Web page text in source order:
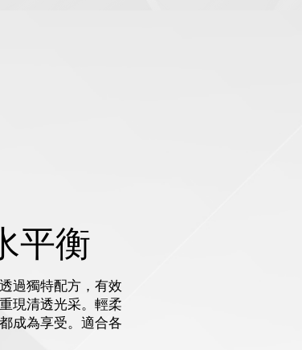
平衡
過獨特配方，有效
現清透光采。輕柔
成為享受。適合各